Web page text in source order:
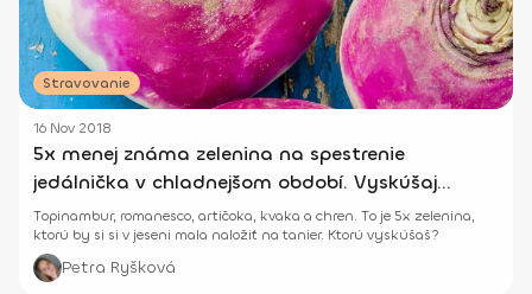
Stravovanie
16 Nov 2018
5x menej známa zelenina na spestrenie
jedálnička v chladnejšom období. Vyskúšaj
aspoň jednu!
Topinambur, romanesco, artičoka, kvaka a chren. To je 5x zelenina,
ktorú by si si v jeseni mala naložiť na tanier. Ktorú vyskúšaš?
Petra Ryšková